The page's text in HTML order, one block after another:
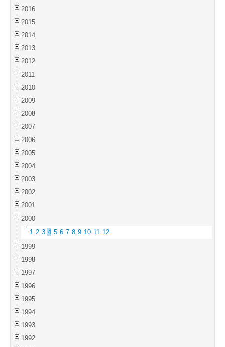
2016
2015
2014
2013
2012
2011
2010
2009
2008
2007
2006
2005
2004
2003
2002
2001
2000
1 2 3 4 5 6 7 8 9 10 11 12
1999
1998
1997
1996
1995
1994
1993
1992